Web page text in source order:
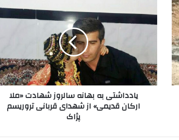
ا
د
ت
ی
ب
ن
یادداشتی به بهانه سالروز شهادت «ملا
ارکان قدیمی» از شهدای قربانی تروریسم
پژاک